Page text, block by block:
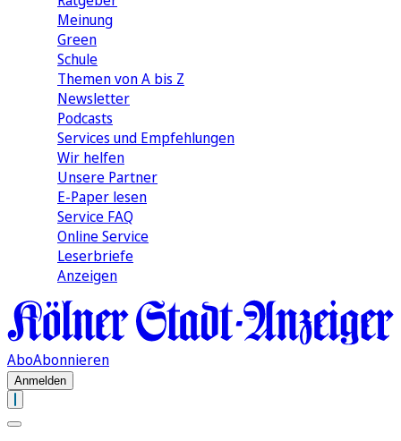
Meinung
Green
Schule
Themen von A bis Z
Newsletter
Podcasts
Services und Empfehlungen
Wir helfen
Unsere Partner
E-Paper lesen
Service FAQ
Online Service
Leserbriefe
Anzeigen
AboAbonnieren
Anmelden